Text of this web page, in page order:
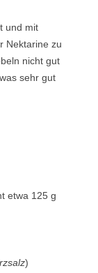
und mit
Nektarine zu
nicht gut
sehr gut
etwa 125 g
)